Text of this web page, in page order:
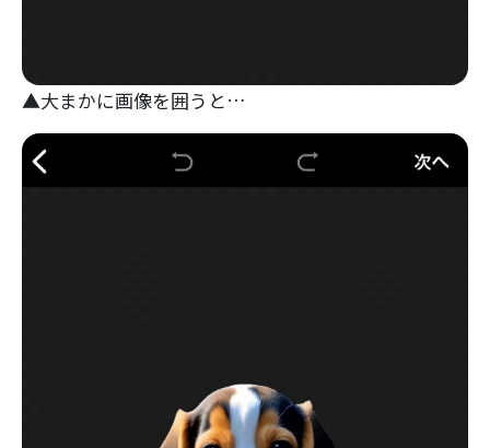
▲大まかに画像を囲うと…